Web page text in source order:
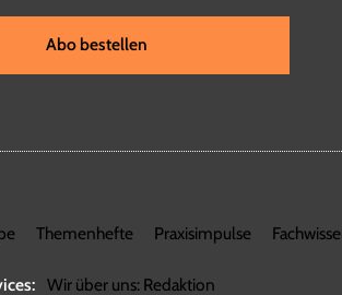
Abo bestellen
Themenhefte Praxisimpulse
Wir über uns: Redaktion